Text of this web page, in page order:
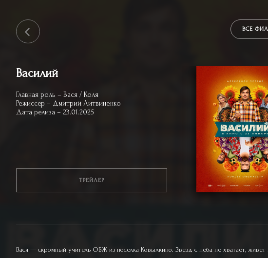
ВСЕ
Василий
Главная роль – Вася / Коля
Режиссер – Дмитрий Литвиненко
Дата релиза – 23.01.2025
ТРЕЙЛЕР
Вася — скромный учитель ОБЖ из поселка Ковылкино. Звезд с неба не хватает, живет